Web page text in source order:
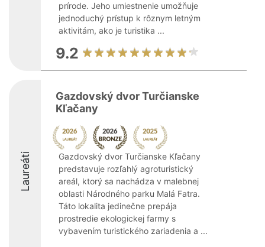
prírode. Jeho umiestnenie umožňuje
jednoduchý prístup k rôznym letným
aktivitám, ako je turistika ...
9.2
Laureáti
Gazdovský dvor Turčianske
Kľačany
Gazdovský dvor Turčianske Kľačany
predstavuje rozľahlý agroturistický
areál, ktorý sa nachádza v malebnej
oblasti Národného parku Malá Fatra.
Táto lokalita jedinečne prepája
prostredie ekologickej farmy s
vybavením turistického zariadenia a ...